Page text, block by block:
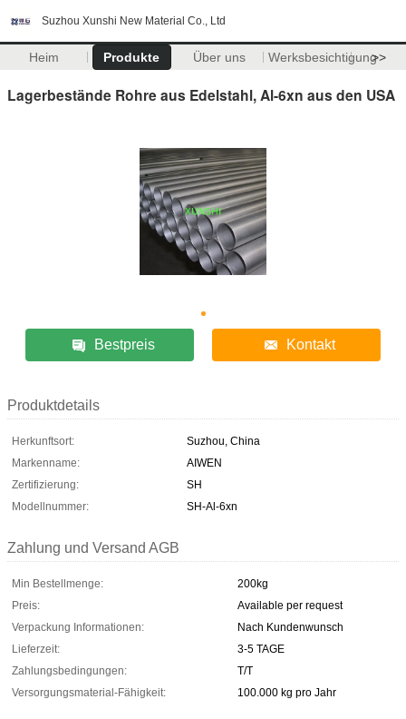
Suzhou Xunshi New Material Co., Ltd
Heim Produkte Über uns Werksbesichtigung>>
Lagerbestände Rohre aus Edelstahl, Al-6xn aus den USA
Bestpreis Kontakt
Produktdetails
Herkunftsort:
Suzhou, China
Markenname:
AIWEN
Zertifizierung:
SH
Modellnummer:
SH-Al-6xn
Zahlung und Versand AGB
Min Bestellmenge:
200kg
Preis:
Available per request
Verpackung Informationen:
Nach Kundenwunsch
Lieferzeit:
3-5 TAGE
Zahlungsbedingungen:
T/T
Versorgungsmaterial-Fähigkeit:
100.000 kg pro Jahr